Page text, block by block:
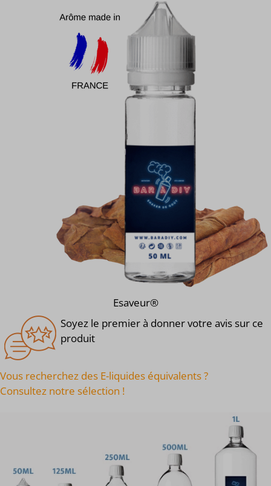
Esaveur®
Soyez le premier à donner votre avis sur ce
produit
Vous recherchez des E-liquides équivalents ?
Consultez notre sélection !